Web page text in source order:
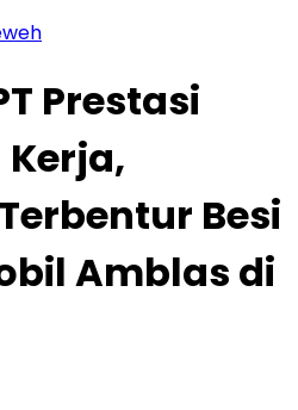
Prestasi
Kerja,
Besi
Amblas di